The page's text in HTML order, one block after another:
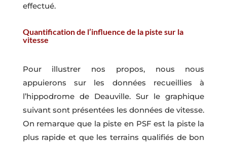
effectué.
Quantification de l’influence de la piste sur la
vitesse
Pour illustrer nos propos, nous nous
appuierons sur les données recueillies à
l’hippodrome de Deauville. Sur le graphique
suivant sont présentées les données de vitesse.
On remarque que la piste en PSF est la piste la
plus rapide et que les terrains qualifiés de bon